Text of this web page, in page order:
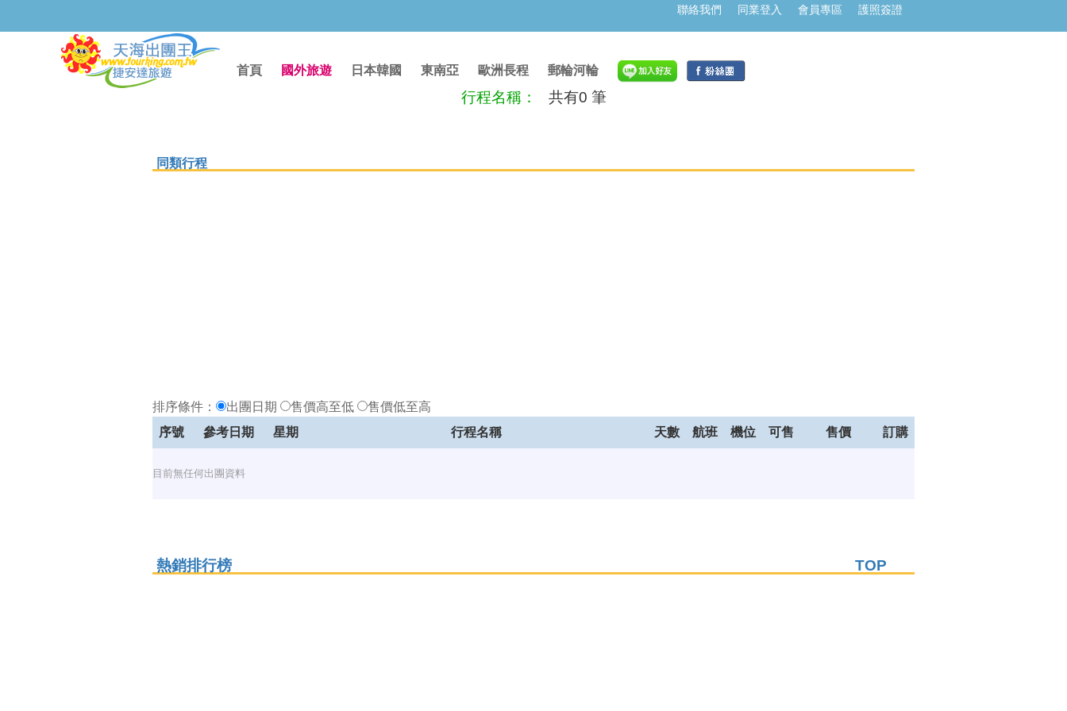
聯絡我們 同業登入 會員專區 護照簽證
首頁 國外旅遊 日本韓國 東南亞 歐洲長程 郵輪河輪
行程名稱： 共有0 筆
同類行程
排序條件： 出團日期 售價高至低
售價低至高
序號
參考日期 星期 行程名稱 天數 航班 機位 可售 售價 訂購
目前無任何出團資料
熱銷排行榜 TOP